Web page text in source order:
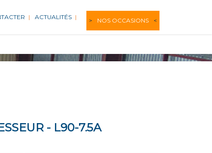
ACTUALITÉS NOS OCCASIONS
- L90-7.5A